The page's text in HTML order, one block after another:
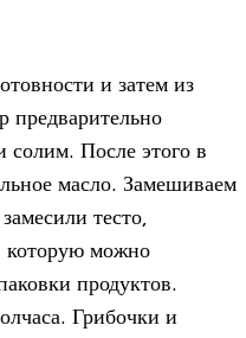
и затем из
предварительно
солим. После этого в
масло. Замешиваем
тесто,
которую можно
продуктов.
Грибочки и